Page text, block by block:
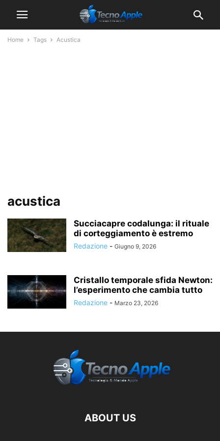
Home Tags Acustica
acustica
Succiacapre codalunga: il rituale
di corteggiamento è estremo
Redazione - Giugno 9, 2026
Cristallo temporale sfida Newton:
l’esperimento che cambia tutto
Redazione - Marzo 23, 2026
ABOUT US